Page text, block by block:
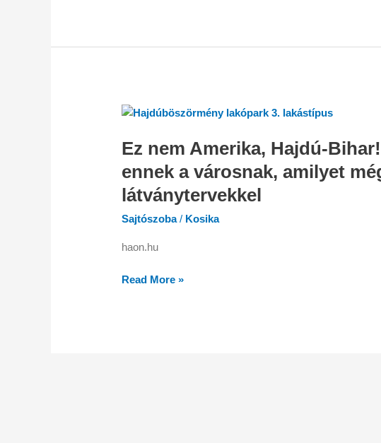
Ez nem Amerika, Hajdú-
ennek a városnak, amilyet
látványtervekkel
Sajtószoba/ Kosika
haon.hu
Ez
Amerika,
Bihar!
Olyan
lakóparkja
ennek
városnak,
Read More »